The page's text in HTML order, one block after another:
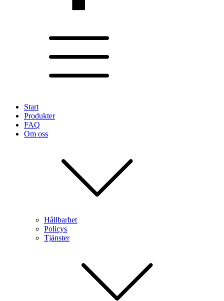
Start
Produkter
FAQ
Om oss
Hållbarhet
Policys
Tjänster